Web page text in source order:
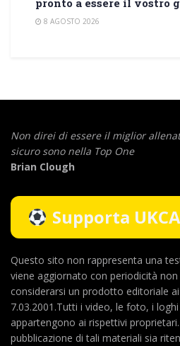
pronto a essere il vostro
8 AGOSTO 2026
Non direi di essere il miglior
sicuro sono nella Top One
Brian Clough
Supporta
Questo sito non rappresenta una
viene aggiornato con periodicità
considerarsi un prodotto editoriale
7.03.2001.Tutti i video, le foto, i
appartengono ai rispettivi
pubblicazione di tali materiali sia